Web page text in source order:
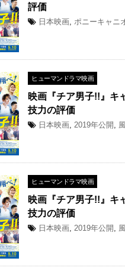
評価
日本映画, ポニーキャニ
ヒューマンドラマ映画
映画『チア男子!!』キ
技力の評価
日本映画, 2019年公開 ,
ヒューマンドラマ映画
映画『チア男子!!』キ
技力の評価
日本映画, 2019年公開 ,